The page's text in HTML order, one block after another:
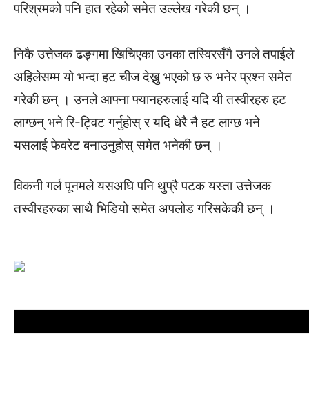
परिश्रमको पनि हात रहेको समेत उल्लेख गरेकी छन् ।
निकै उत्तेजक ढङ्गमा खिचिएका उनका तस्विरसँगै उनले तपाईले
अहिलेसम्म यो भन्दा हट चीज देख्नु भएको छ रु भनेर प्रश्न समेत
गरेकी छन् । उनले आफ्ना फ्यानहरुलाई यदि यी तस्वीरहरु हट
लाग्छन् भने रि-ट्विट गर्नुहोस् र यदि धेरै नै हट लाग्छ भने
यसलाई फेवरेट बनाउनुहोस् समेत भनेकी छन् ।
विकनी गर्ल पूनमले यसअघि पनि थुप्रै पटक यस्ता उत्तेजक
तस्वीरहरुका साथै भिडियो समेत अपलोड गरिसकेकी छन् ।